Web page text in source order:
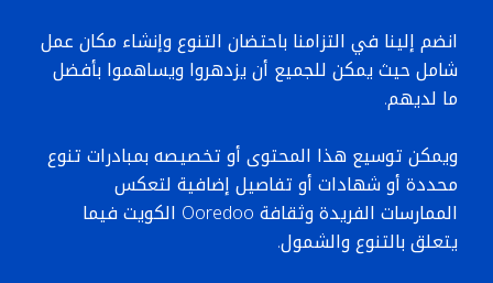
انضم إلينا في التزامنا باحتضان التنوع وإنشاء مكان عمل
شامل حيث يمكن للجميع أن يزدهروا ويساهموا بأفضل
ما لديهم.
ويمكن توسيع هذا المحتوى أو تخصيصه بمبادرات تنوع
محددة أو شهادات أو تفاصيل إضافية لتعكس
الممارسات الفريدة وثقافة Ooredoo الكويت فيما
يتعلق بالتنوع والشمول.